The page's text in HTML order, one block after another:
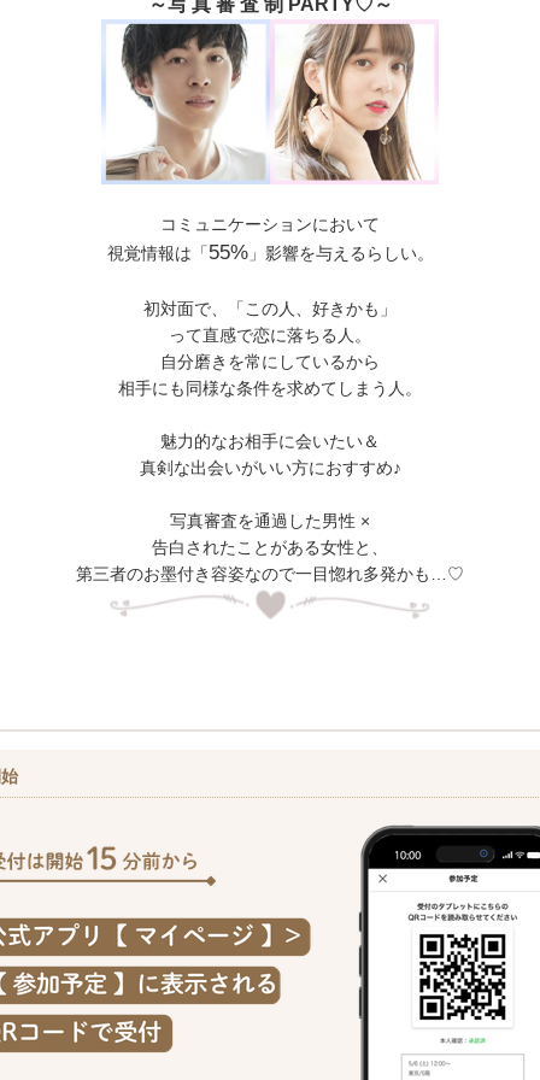
～写 真 審 査 制 PARTY♡～
コミュニケーションにおいて
視覚情報は「55%」影響を与えるらしい。
初対面で、「この人、好きかも」
って直感で恋に落ちる人。
自分磨きを常にしているから
相手にも同様な条件を求めてしまう人。
魅力的なお相手に会いたい＆
真剣な出会いがいい方におすすめ♪
写真審査を通過した男性 ×
告白されたことがある女性と、
第三者のお墨付き容姿なので一目惚れ多発かも…♡